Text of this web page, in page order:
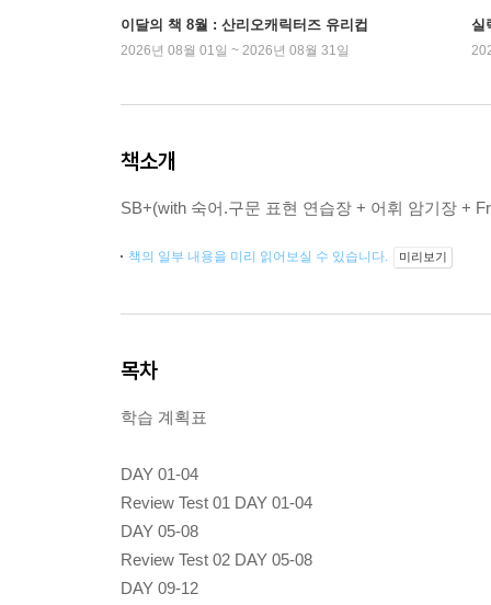
이달의 책 8월 : 산리오캐릭터즈 유리컵
2026년 08월 01일 ~ 2026년 08월 31일
실
책소개
SB+(with 숙어.구문 표현 연습장 + 어휘 암기장 +
책의 일부 내용을 미리 읽어보실 수 있습니다. 미리보기
목차
학습 계획표
DAY 01-04
Review Test 01 DAY 01-04
DAY 05-08
Review Test 02 DAY 05-08
DAY 09-12